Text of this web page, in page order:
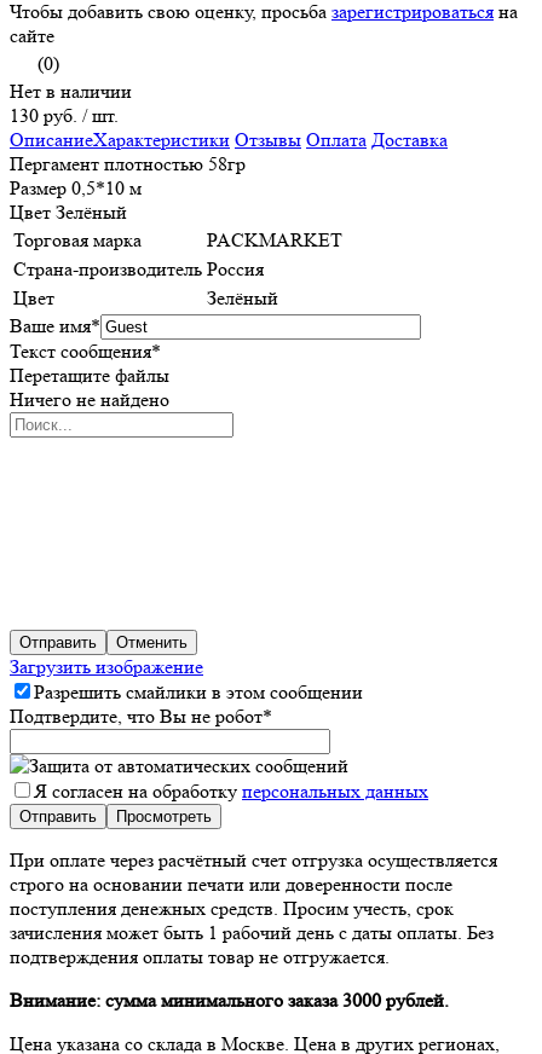
Чтобы добавить свою оценку, просьба зарегистрироваться на
сайте
(0)
Нет в наличии
130 руб. / шт.
ОписаниеХарактеристики Отзывы Оплата Доставка
Пергамент плотностью 58гр
Размер 0,5*10 м
Цвет Зелёный
Торговая марка
PACKMARKET
Страна-производитель Россия
Цвет
Зелёный
Ваше имя*
Текст сообщения*
Перетащите файлы
Ничего не найдено
Отправить Отменить
Загрузить изображение
Разрешить смайлики в этом сообщении
Подтвердите, что Вы не робот*
Я согласен на обработку персональных данных
При оплате через расчётный счет отгрузка осуществляется
строго на основании печати или доверенности после
поступления денежных средств. Просим учесть, срок
зачисления может быть 1 рабочий день с даты оплаты. Без
подтверждения оплаты товар не отгружается.
Внимание: сумма минимального заказа 3000 рублей.
Цена указана со склада в Москве. Цена в других регионах,